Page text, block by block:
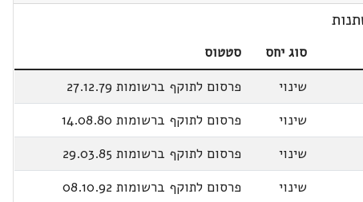
סוג יחס
סטטוס
שינוי
פרסום לתוקף ברשומות 27.12.79
שינוי
פרסום לתוקף ברשומות 14.08.80
שינוי
פרסום לתוקף ברשומות 29.03.85
שינוי
פרסום לתוקף ברשומות 08.10.92